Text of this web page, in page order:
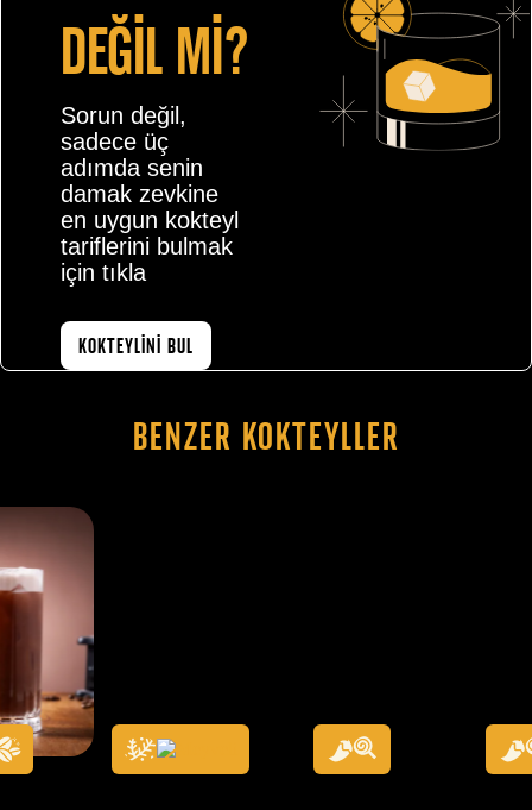
değİl mİ?
Sorun değil,
sadece üç
adımda senin
damak zevkine
en uygun kokteyl
tariflerini bulmak
için tıkla
KOKTEYLİNİ BUL
Benzer Kokteyller